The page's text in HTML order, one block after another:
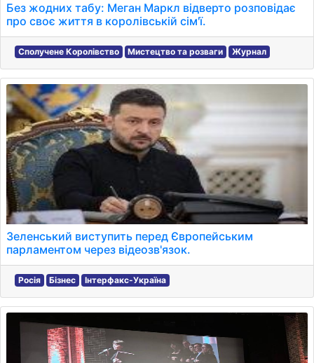
Без жодних табу: Меган Маркл відверто розповідає
про своє життя в королівській сім'ї.
Сполучене Королівство Мистецтво та розваги Журнал
Зеленський виступить перед Європейським
парламентом через відеозв'язок.
Росія Бізнес Інтерфакс-Україна